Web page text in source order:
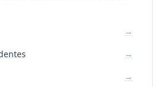
→
→
→